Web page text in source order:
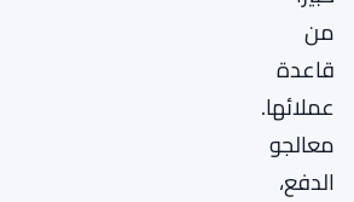
من
قاعدة
عملائها.
معالجو
الدفع،